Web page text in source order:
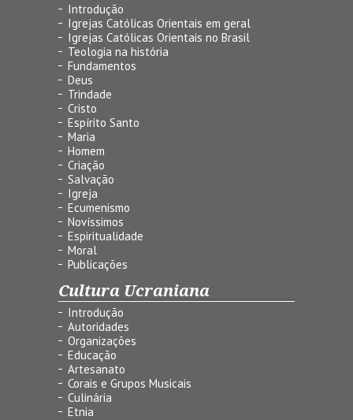
Introdução
Igrejas Católicas Orientais em geral
Igrejas Católicas Orientais no Brasil
Teologia na história
Fundamentos
Deus
Trindade
Cristo
Espírito Santo
Maria
Homem
Criação
Salvação
Igreja
Ecumenismo
Novíssimos
Espiritualidade
Moral
Publicações
Cultura Ucraniana
Introdução
Autoridades
Organizações
Educação
Artesanato
Corais e Grupos Musicais
Culinária
Etnia